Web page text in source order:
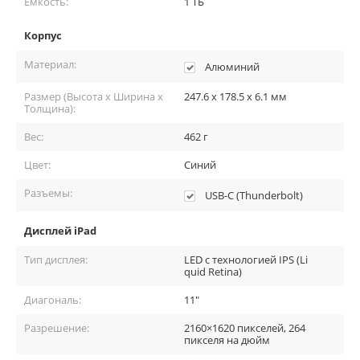
элегантно и современно.
Универсальность
: Подходит для работы, учебы и
Корпус
Материал:
Алюминий
Размер (Высота x Ширина x
Толщина):
247.6 x 178.5 x 6.1 мм
Вес:
462 г
Цвет:
Синий
Разъемы:
USB-C (Thunderbolt)
Дисплей iPad
Тип дисплея:
LED с технологией IPS (Li
quid Retina)
Диагональ:
11"
Разрешение:
2160×1620 пикселей, 264
пикселя на дюйм